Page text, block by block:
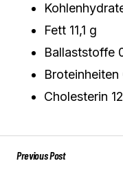
Fett 11,1 g
Ballaststoffe
Broteinheiten
Cholesterin
Previous Post